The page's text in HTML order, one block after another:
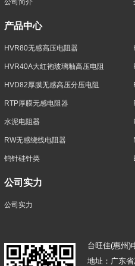
公司简介
产品中心
HVR80无感高压电阻器
HVR40A大红袍玻璃釉高压电阻
HVD82厚膜无感高压分压电阻
RTP厚膜无感电阻器
水泥电阻器
RW无感绕线电阻器
钨针硅针类
公司实力
公司实力
台旺佳(惠州)
地址：广东